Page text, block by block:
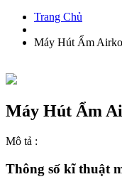
Trang Chủ
Máy Hút Ẩm
Máy Hút Ẩm
Mô tả :
Thông số kĩ thuật